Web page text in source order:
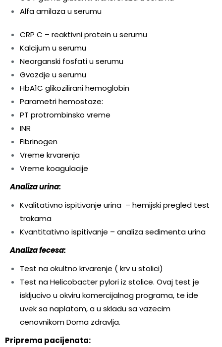
Alfa amilaza u serumu
CRP C – reaktivni protein u serumu
Kalcijum u serumu
Neorganski fosfati u serumu
Gvozdje u serumu
HbA1C glikozilirani hemoglobin
Parametri hemostaze:
PT protrombinsko vreme
INR
Fibrinogen
Vreme krvarenja
Vreme koagulacije
Analiza urina:
Kvalitativno ispitivanje urina – hemijski pregled test
trakama
Kvantitativno ispitivanje – analiza sedimenta urina
Analiza fecesa:
Test na okultno krvarenje ( krv u stolici)
Test na Helicobacter pylori iz stolice. Ovaj test je
iskljucivo u okviru komercijalnog programa, te ide
uvek sa naplatom, a u skladu sa vazecim
cenovnikom Doma zdravlja.
Priprema pacijenata: